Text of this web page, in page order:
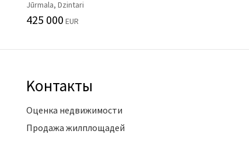
Jūrmala, Dzintari
425 000 EUR
Kонтакты
Оценка недвижимости
Продажа жилплощадей